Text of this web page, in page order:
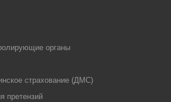
органы
страхование (ДМС)
претензий